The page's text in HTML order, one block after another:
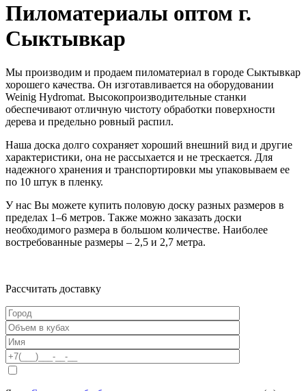
Пиломатериалы оптом г.
Сыктывкар
Мы производим и продаем пиломатериал в городе Сыктывкар
хорошего качества. Он изготавливается на оборудовании
Weinig Hydromat. Высокопроизводительные станки
обеспечивают отличную чистоту обработки поверхности
дерева и предельно ровный распил.
Наша доска долго сохраняет хороший внешний вид и другие
характеристики, она не рассыхается и не трескается. Для
надежного хранения и транспортировки мы упаковываем ее
по 10 штук в пленку.
У нас Вы можете купить половую доску разных размеров в
пределах 1–6 метров. Также можно заказать доски
необходимого размера в большом количестве. Наиболее
востребованные размеры – 2,5 и 2,7 метра.
Рассчитать доставку